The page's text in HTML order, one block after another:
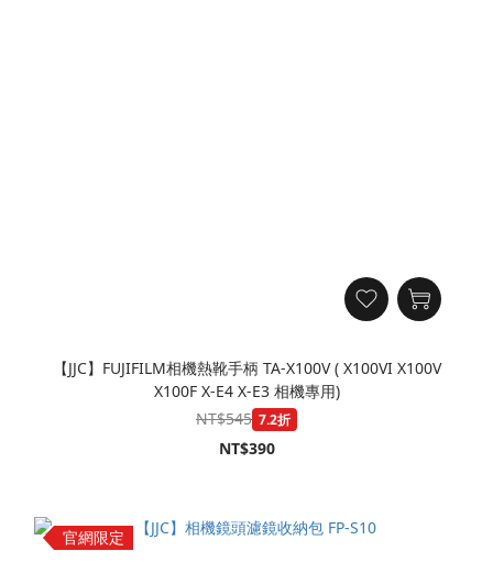
【JJC】FUJIFILM相機熱靴手柄 TA-X100V ( X100VI X100V
X100F X-E4 X-E3 相機專用)
NT$545 7.2折
NT$390
官網限定